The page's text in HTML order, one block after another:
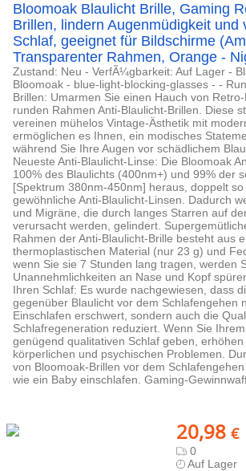
Bloomoak Blaulicht Brille, Gaming
Brillen, lindern Augenmüdigkeit und
Schlaf, geeignet für Bildschirme
Transparenter Rahmen, Orange -
Zustand: Neu - VerfÃ¼gbarkeit: Auf Lager -
Bloomoak - blue-light-blocking-glasses - -
Brillen: Umarmen Sie einen Hauch von
runden Rahmen Anti-Blaulicht-Brillen. Diese
vereinen mühelos Vintage-Ästhetik mit
ermöglichen es Ihnen, ein modisches
während Sie Ihre Augen vor schädlichem
Neueste Anti-Blaulicht-Linse: Die Bloomoak
100% des Blaulichts (400nm+) und 99% der
[Spektrum 380nm-450nm] heraus, doppelt so
gewöhnliche Anti-Blaulicht-Linsen. Dadurch
und Migräne, die durch langes Starren auf
verursacht werden, gelindert.
Rahmen der Anti-Blaulicht-Brille besteht aus
thermoplastischen Material (nur 23 g) und
wenn Sie sie 7 Stunden lang tragen, werden
Unannehmlichkeiten an Nase und Kopf
Ihren Schlaf: Es wurde nachgewiesen, dass
gegenüber Blaulicht vor dem Schlafengehen
Einschlafen erschwert, sondern auch die
Schlafregeneration reduziert. Wenn Sie
genügend qualitativen Schlaf geben,
körperlichen und psychischen Problemen.
von Bloomoak-Brillen vor dem
wie ein Baby einschlafen. Gaming-
20,98 €
0
Auf Lager